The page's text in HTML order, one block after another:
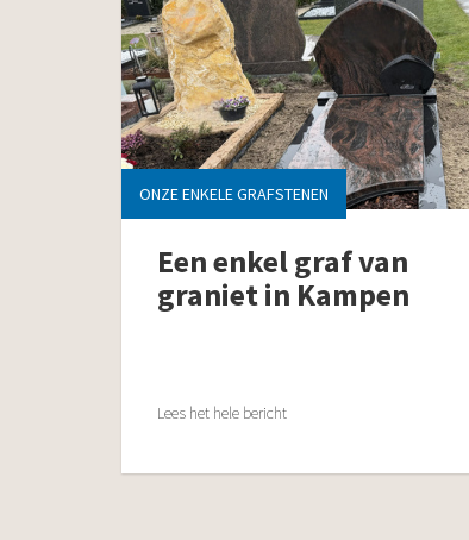
ONZE ENKELE GRAFSTENEN
Een enkel graf van
graniet in Kampen
Lees het hele bericht